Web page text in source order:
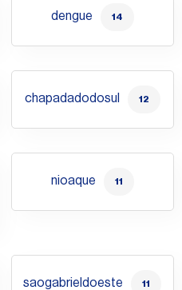
dengue 14
chapadadodosul 12
nioaque 11
saogabrieldoeste 11